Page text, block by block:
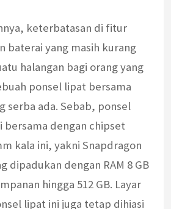
keterbatasan di fitur
baterai yang masih kurang
halangan bagi orang yang
ponsel lipat bersama
serba ada. Sebab, ponsel
bersama dengan chipset
kala ini, yakni Snapdragon
dipadukan dengan RAM 8 GB
hingga 512 GB. Layar
lipat ini juga tetap dihiasi